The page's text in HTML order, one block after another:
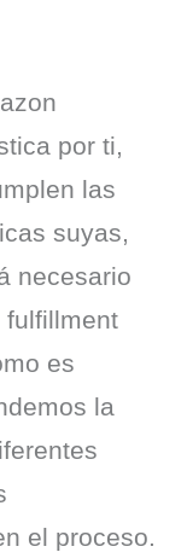
por ti,
las
suyas,
necesario
fulfillment
es
la
el proceso.